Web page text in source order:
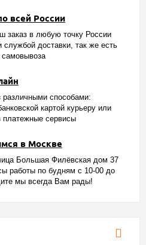
всей России
заказ в любую точку России
службой доставки, так же есть
различными способами:
картой курьеру или
платежные сервисы
в Москве
Большая Филёвская дом 37
работы по будням с 10-00 до
мы всегда Вам рады!